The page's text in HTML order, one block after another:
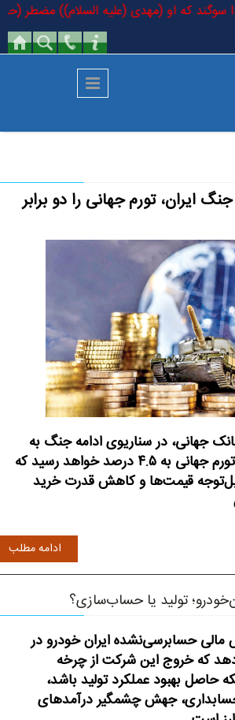
خدا سوگند که او (مهدی (علیه السلام))
ایران، تورم جهانی را دو برابر
جهانی، در سناریوی ادامه جنگ به
مدت شش ماه، نرخ تورم جهانی به ۴.۵ درصد خواهد رسید که
قیمت‌ها و کاهش قدرت خرید
ادامه مطلب
تولید یا حساب‌سازی؟
مالی حسابرسی‌نشده ایران‌ خودرو در
می‌دهد که خروج این شرکت از چرخه
حاصل بهبود عملکرد تولید باشد،
جهش چشمگیر درآمدهای